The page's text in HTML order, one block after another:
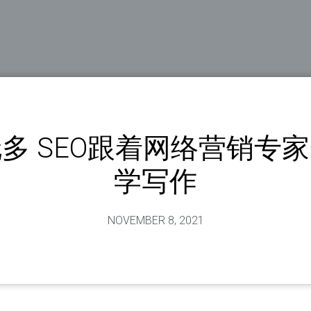
SEO跟着网络营销专
学写作
NOVEMBER 8, 2021